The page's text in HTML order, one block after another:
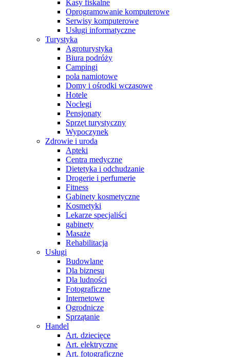
Kasy fiskalne
Oprogramowanie komputerowe
Serwisy komputerowe
Usługi informatyczne
Turystyka
Agroturystyka
Biura podróży
Campingi
pola namiotowe
Domy i ośrodki wczasowe
Hotele
Noclegi
Pensjonaty
Sprzęt turystyczny
Wypoczynek
Zdrowie i uroda
Apteki
Centra medyczne
Dietetyka i odchudzanie
Drogerie i perfumerie
Fitness
Gabinety kosmetyczne
Kosmetyki
Lekarze specjaliści
gabinety
Masaże
Rehabilitacja
Usługi
Budowlane
Dla biznesu
Dla ludności
Fotograficzne
Internetowe
Ogrodnicze
Sprzątanie
Handel
Art. dziecięce
Art. elektryczne
Art. fotograficzne